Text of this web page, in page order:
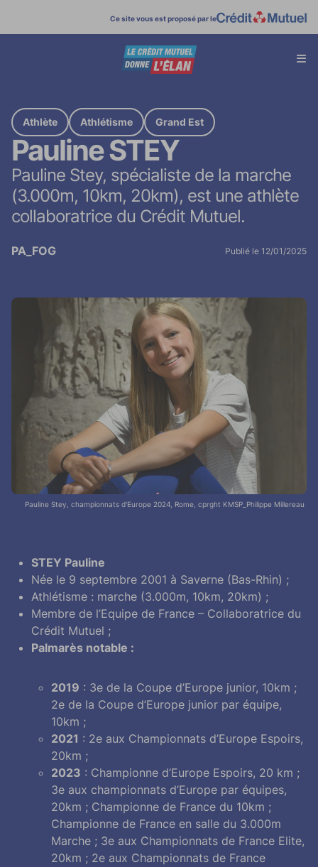
Ce site vous est proposé par le
menu
Athlète Athlétisme Grand Est
Pauline STEY
Pauline Stey, spécialiste de la marche
(3.000m, 10km, 20km), est une athlète
collaboratrice du Crédit Mutuel.
PA_FOG Publié le 12/01/2025
Pauline Stey, championnats d'Europe 2024, Rome, cprght KMSP_Philippe Millereau.
STEY Pauline
Née le 9 septembre 2001 à Saverne (Bas-Rhin) ;
Athlétisme : marche (3.000m, 10km, 20km) ;
Membre de l’Equipe de France – Collaboratrice du
Crédit Mutuel ;
Palmarès notable :
2019 : 3e de la Coupe d’Europe junior, 10km ;
2e de la Coupe d’Europe junior par équipe,
10km ;
2021 : 2e aux Championnats d’Europe Espoirs,
20km ;
2023 : Championne d’Europe Espoirs, 20 km ;
3e aux championnats d’Europe par équipes,
20km ; Championne de France du 10km ;
Championne de France en salle du 3.000m
Marche ; 3e aux Championnats de France Elite,
20km ; 2e aux Championnats de France